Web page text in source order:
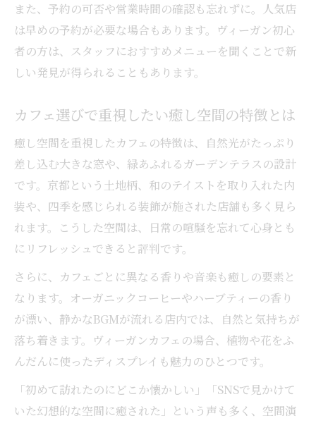
また、予約の可否や営業時間の確認も忘れずに。人気店
は早めの予約が必要な場合もあります。ヴィーガン初心
者の方は、スタッフにおすすめメニューを聞くことで新
しい発見が得られることもあります。
カフェ選びで重視したい癒し空間の特徴とは
癒し空間を重視したカフェの特徴は、自然光がたっぷり
差し込む大きな窓や、緑あふれるガーデンテラスの設計
です。京都という土地柄、和のテイストを取り入れた内
装や、四季を感じられる装飾が施された店舗も多く見ら
れます。こうした空間は、日常の喧騒を忘れて心身とも
にリフレッシュできると評判です。
さらに、カフェごとに異なる香りや音楽も癒しの要素と
なります。オーガニックコーヒーやハーブティーの香り
が漂い、静かなBGMが流れる店内では、自然と気持ちが
落ち着きます。ヴィーガンカフェの場合、植物や花をふ
んだんに使ったディスプレイも魅力のひとつです。
「初めて訪れたのにどこか懐かしい」「SNSで見かけて
いた幻想的な空間に癒された」という声も多く、空間演